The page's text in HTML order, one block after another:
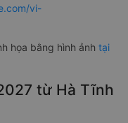
vi-
họa bằng hình ảnh tại
từ Hà Tĩnh